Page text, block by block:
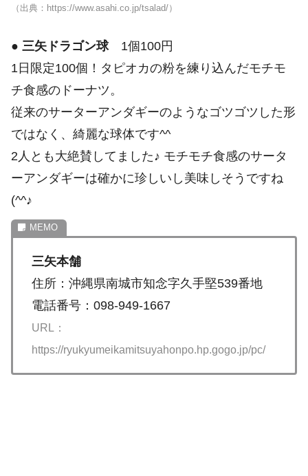
（出典：https://www.asahi.co.jp/tsalad/）
● 三矢ドラゴン球1個100円
1日限定100個！タピオカの粉を練り込んだモチモ
チ食感のドーナツ。
従来のサーターアンダギーのようなゴツゴツした形
ではなく、綺麗な球体です^^
2人とも大絶賛してました♪ モチモチ食感のサータ
ーアンダギーは確かに珍しいし美味しそうですね
(^^♪
三矢本舗
住所：沖縄県南城市知念字久手堅539番地
電話番号：098-949-1667
URL：
https://ryukyumeikamitsuyahonpo.hp.gogo.jp/pc/